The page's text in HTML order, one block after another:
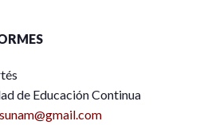
de Educación Continua